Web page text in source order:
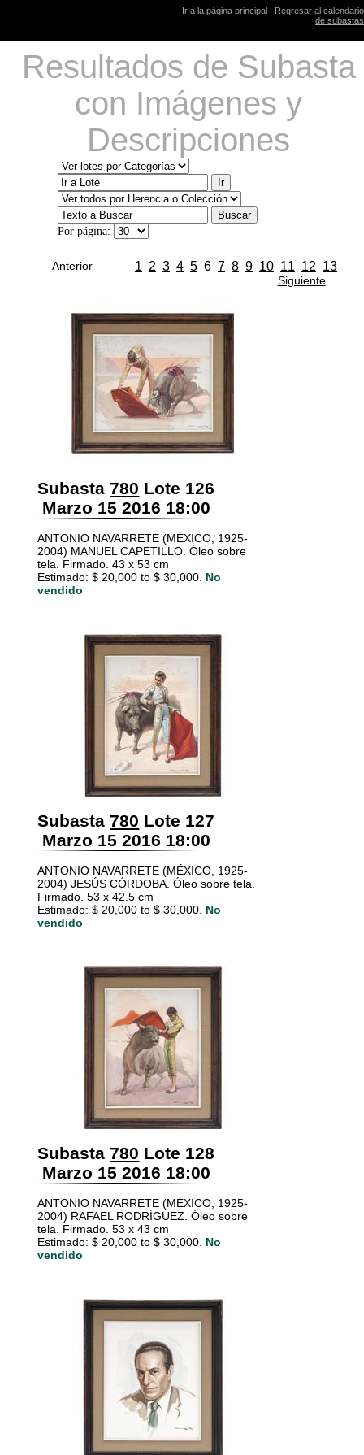
Ir a la página principal | Regresar al calendario
de subastas
Resultados de Subasta
con Imágenes y
Descripciones
Por página:
Anterior 1 2 3 4 5 6 7 8 9 10 11 12 13
Siguiente
Subasta 780 Lote 126
Marzo 15 2016 18:00
ANTONIO NAVARRETE (MÉXICO, 1925-
2004) MANUEL CAPETILLO. Óleo sobre
tela. Firmado. 43 x 53 cm
Estimado: $ 20,000 to $ 30,000. No
vendido
Subasta 780 Lote 127
Marzo 15 2016 18:00
ANTONIO NAVARRETE (MÉXICO, 1925-
2004) JESÚS CÓRDOBA. Óleo sobre tela.
Firmado. 53 x 42.5 cm
Estimado: $ 20,000 to $ 30,000. No
vendido
Subasta 780 Lote 128
Marzo 15 2016 18:00
ANTONIO NAVARRETE (MÉXICO, 1925-
2004) RAFAEL RODRÍGUEZ. Óleo sobre
tela. Firmado. 53 x 43 cm
Estimado: $ 20,000 to $ 30,000. No
vendido